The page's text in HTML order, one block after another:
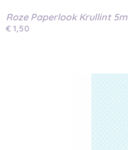
Roze Paperlook Krullint 5m
€ 1,50